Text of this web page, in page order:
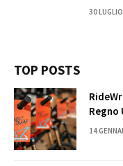
30
TOP POSTS
Regno
14